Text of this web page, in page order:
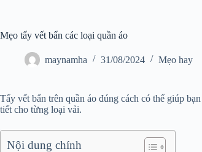
d
Mẹo tẩy vết bẩn các loại quần áo
maynamha 31/08/2024 Mẹo hay
Tẩy vết bẩn trên quần áo đúng cách có thể giúp
tiết cho từng loại vải.
Nội dung chính